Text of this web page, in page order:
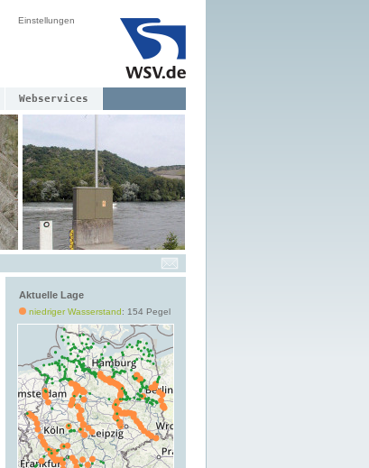
Einstellungen
Webservices
Aktuelle Lage
niedriger Wasserstand: 154 Pegel